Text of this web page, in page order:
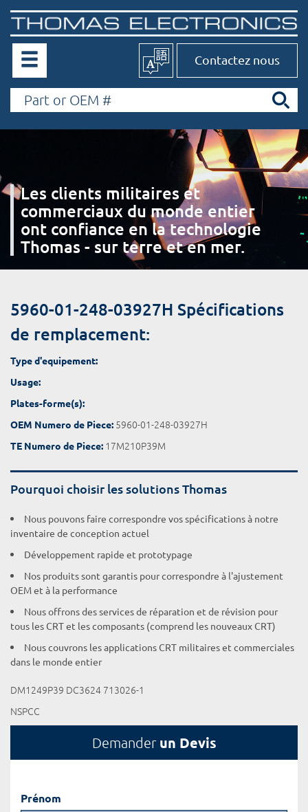
Contactez nous
Les clients militaires et
commerciaux du monde entier
ont confiance en la technologie
Thomas - sur terre et en mer.
5960-01-248-03927H Spécifications
de remplacement:
Type d'equipement:
Usage:
Plates-forme(s):
OEM Numero de Piece: 5960-01-248-03927H
TE Numero de Piece: 17M210P39M
Pourquoi choisir les solutions Thomas
Nous pouvons faire correspondre vos spécifications à notre
inventaire de conception actuel
Développement rapide et prototypage
Nos produits sont garantis pour correspondre à l'ajustement
OEM et à la performance
Nous offrons des services de réparation et de révision pour
tous les CRT et les composants (comprend les nouveaux CRT)
Nous couvrons les applications CRT militaires et commerciales
dans le monde entier
DM1249P39 DC3624 713026-1
NSPCC
Demander un Devis
Prénom